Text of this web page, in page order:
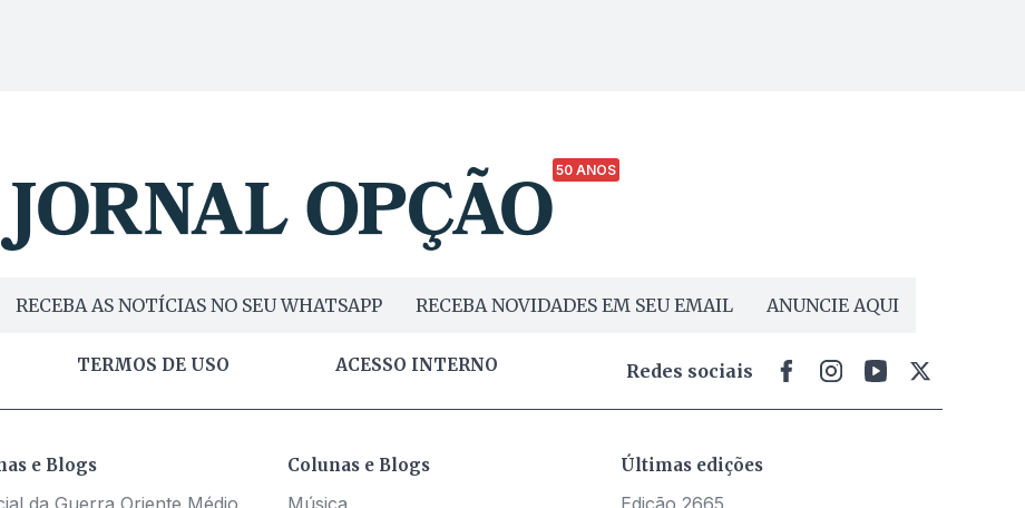
50 ANOS
RECEBA AS NOTÍCIAS NO SEU WHATSAPP RECEBA NOVIDADES EM SEU EMAIL ANUNCIE AQUI
TERMOS DE USO ACESSO INTERNO Redes sociais
e Blogs
da Guerra Oriente Médio
Colunas e Blogs
Música
Últimas edições
Edição 2665